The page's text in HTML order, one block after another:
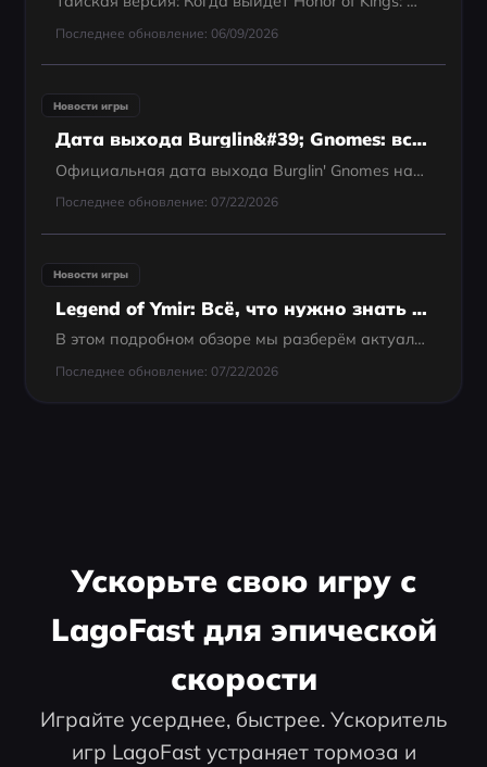
Последнее обновление: 06/09/2026
Новости игры
Дата выхода Burglin&#39; Gnomes: всё, что нужно знать о кооперативной игре про ограбления
Официальная дата выхода Burglin' Gnomes назначена на 10 июня 2026 года. Игра выйдет по всему миру на ПК через Steam. Разрабатываемая финской инди-студией Fobri, эта необычная кооперативная стелс-игра, как ожидается, будет стоить $9.99, следуя...
Последнее обновление: 07/22/2026
Новости игры
Legend of Ymir: Всё, что нужно знать перед выходом
В этом подробном обзоре мы разберём актуальную информацию о глобальной дате выхода Legend of Ymir, доступных платформах, механиках игрового процесса и подготовим полный гайд для новичков. Кроме того, мы представим LagoFast — высококлассный игровой game bo
Последнее обновление: 07/22/2026
Ускорьте свою игру с
LagoFast для эпической
скорости
Играйте усерднее, быстрее. Ускоритель
игр LagoFast устраняет тормоза и